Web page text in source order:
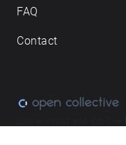
FAQ
Contact